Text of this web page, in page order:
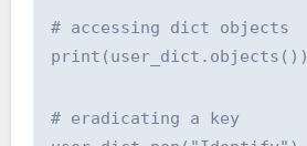
# accessing dict objects
print(user_dict.objects())
# eradicating a key